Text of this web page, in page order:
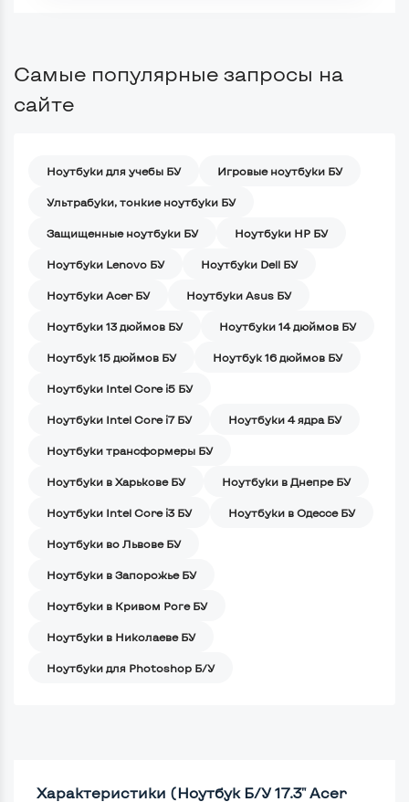
Самые популярные запросы на
сайте
Ноутбуки для учебы БУ Игровые ноутбуки БУ
Ультрабуки, тонкие ноутбуки БУ
Защищенные ноутбуки БУ Ноутбуки HP БУ
Ноутбуки Lenovo БУ Ноутбуки Dell БУ
Ноутбуки Acer БУ Ноутбуки Asus БУ
Ноутбуки 13 дюймов БУ Ноутбуки 14 дюймов БУ
Ноутбук 15 дюймов БУ Ноутбук 16 дюймов БУ
Ноутбуки Intel Core i5 БУ
Ноутбуки Intel Core i7 БУ Ноутбуки 4 ядра БУ
Ноутбуки трансформеры БУ
Ноутбуки в Харькове БУ Ноутбуки в Днепре БУ
Ноутбуки Intel Core i3 БУ Ноутбуки в Одессе БУ
Ноутбуки во Львове БУ
Ноутбуки в Запорожье БУ
Ноутбуки в Кривом Роге БУ
Ноутбуки в Николаеве БУ
Ноутбуки для Photoshop Б/У
Характеристики (Ноутбук Б/У 17.3" Acer